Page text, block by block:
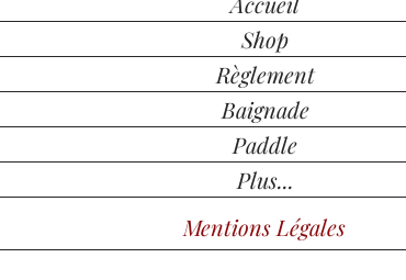
Shop
Règlement
Baignade
Paddle
Plus...
Mentions Légales